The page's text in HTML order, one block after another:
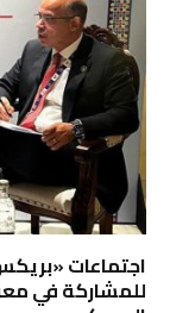
اجتماعات